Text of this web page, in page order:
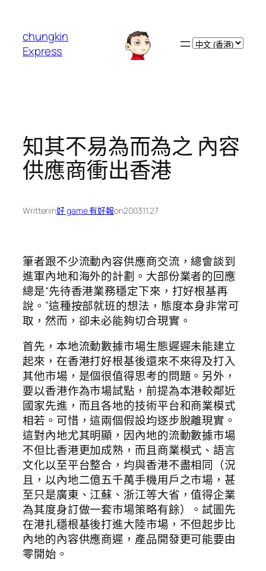
chungkin
Express
Choose
知其不易為而為之 內容
供應商衝出香港
Writtenin好 game 有好報on2003.11.27
筆者跟不少流動內容供應商交流，總會談到
進軍內地和海外的計劃。大部份業者的回應
總是“先待香港業務穩定下來，打好根基再
說。”這種按部就班的想法，態度本身非常可
取，然而，卻未必能夠切合現實。
首先，本地流動數據市場生態遲遲未能建立
起來，在香港打好根基後還來不來得及打入
其他市場，是個很值得思考的問題。另外，
要以香港作為市場試點，前提為本港較鄰近
國家先進，而且各地的技術平台和商業模式
相若。可惜，這兩個假設均逐步脫離現實。
這對內地尤其明顯，因內地的流動數據市場
不但比香港更加成熟，而且商業模式、語言
文化以至平台整合，均與香港不盡相同（況
且，以內地二億五千萬手機用戶之市場，甚
至只是廣東、江蘇、浙江等大省，值得企業
為其度身訂做一套市場策略有餘）。試圖先
在港扎穩根基後打進大陸市場，不但起步比
內地的內容供應商遲，產品開發更可能要由
零開始。